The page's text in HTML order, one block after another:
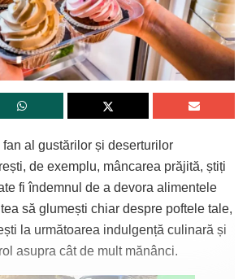
al gustărilor și deserturilor
de exemplu, mâncarea prăjită, știți
fi îndemnul de a devora alimentele
să glumești chiar despre poftele tale,
la următoarea indulgență culinară și
asupra cât de mult mănânci.